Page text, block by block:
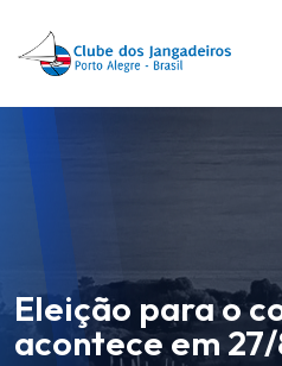
Eleição para o
acontece em